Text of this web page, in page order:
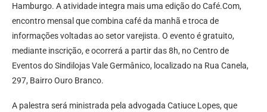
Hamburgo. A atividade integra mais uma edição do Café.Com,
encontro mensal que combina café da manhã e troca de
informações voltadas ao setor varejista. O evento é gratuito,
mediante inscrição, e ocorrerá a partir das 8h, no Centro de
Eventos do Sindilojas Vale Germânico, localizado na Rua Canela,
297, Bairro Ouro Branco.
A palestra será ministrada pela advogada Catiuce Lopes, que